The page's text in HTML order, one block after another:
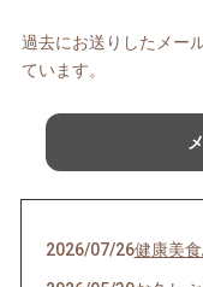
過去にお送りしたメー
ています。
2026/07/26健康美